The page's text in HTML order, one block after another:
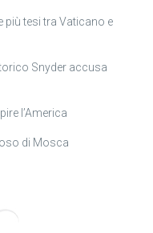
più tesi tra Vaticano e
Snyder accusa
l’America
di Mosca